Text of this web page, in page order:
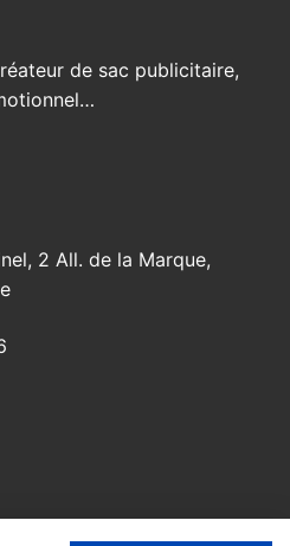
de sac publicitaire,
2 All. de la Marque,